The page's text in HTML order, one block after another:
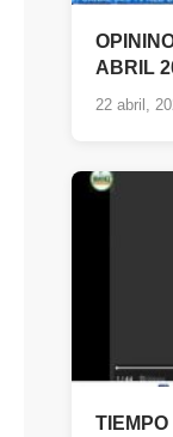
ABRIL
22 abril,